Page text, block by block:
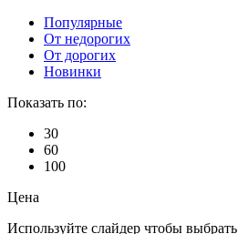
Популярные
От недорогих
От дорогих
Новинки
Показать по:
30
60
100
Цена
Используйте слайдер чтобы выбрать